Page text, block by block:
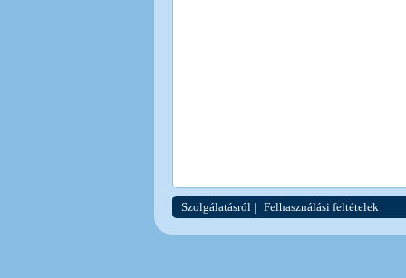
Szolgálatásról | Felhasználási feltételek